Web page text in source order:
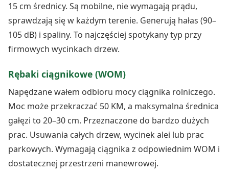
15 cm średnicy. Są mobilne, nie wymagają prądu,
sprawdzają się w każdym terenie. Generują hałas (90–
105 dB) i spaliny. To najczęściej spotykany typ przy
firmowych wycinkach drzew.
Rębaki ciągnikowe (WOM)
Napędzane wałem odbioru mocy ciągnika rolniczego.
Moc może przekraczać 50 KM, a maksymalna średnica
gałęzi to 20–30 cm. Przeznaczone do bardzo dużych
prac. Usuwania całych drzew, wycinek alei lub prac
parkowych. Wymagają ciągnika z odpowiednim WOM i
dostatecznej przestrzeni manewrowej.